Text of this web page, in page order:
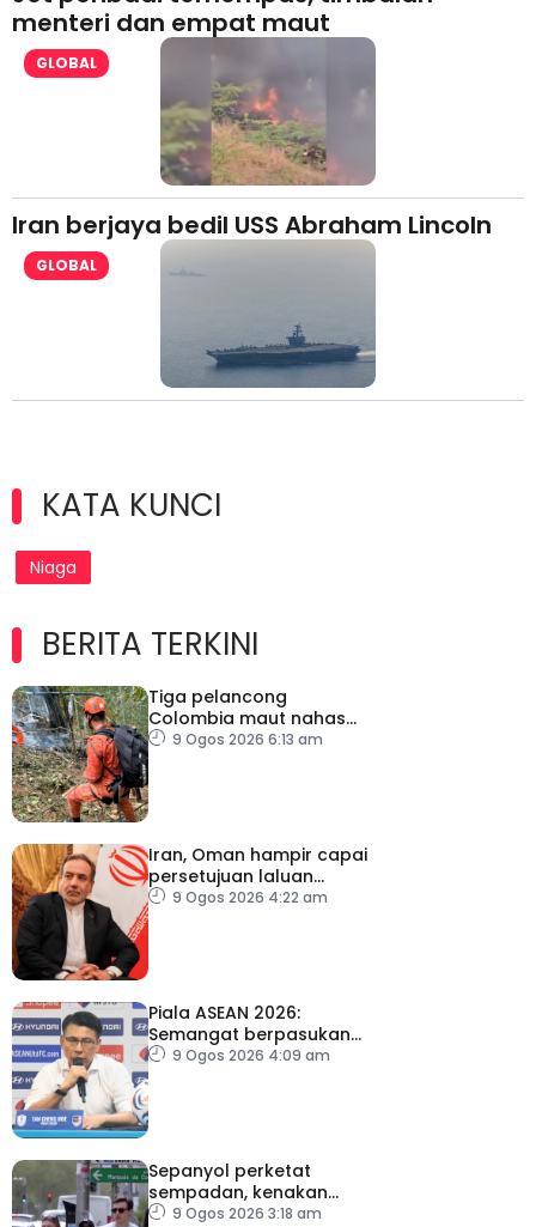
menteri dan empat maut
GLOBAL
Iran berjaya bedil USS Abraham Lincoln
GLOBAL
KATA KUNCI
Niaga
BERITA TERKINI
Tiga pelancong
Colombia maut nahas
helikopter di Rio de
9 Ogos 2026 6:13 am
Iran, Oman hampir capai
persetujuan laluan
sementara Selat Hormuz
9 Ogos 2026 4:22 am
Piala ASEAN 2026:
Semangat berpasukan
kunci Harimau Malaya ke
9 Ogos 2026 4:09 am
Sepanyol perketat
sempadan, kenakan
pemeriksaan ketibaan
9 Ogos 2026 3:18 am